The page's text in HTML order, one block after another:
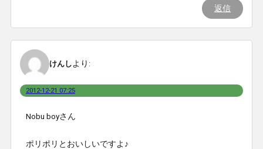
返信
けんしより:
2012-12-21 07:25
Nobu boyさん
ポリポリとおいしいですよ♪